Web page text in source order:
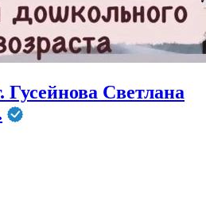
Гусейнова Светлана